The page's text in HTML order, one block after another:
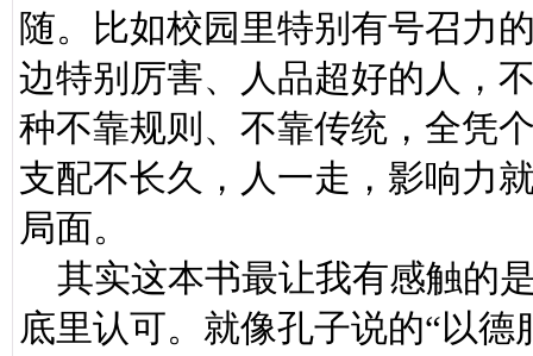
随。比如校园里特别有号召力
边特别厉害、人品超好的人，
种不靠规则、不靠传统，全凭
支配不长久，人一走，影响力
局面。
其实这本书最让我有感触的
底里认可。就像孔子说的“以